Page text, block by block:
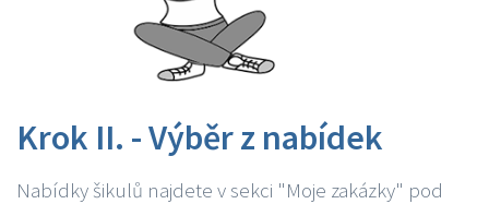
Krok II. - Výběr z nabídek
Nabídky šikulů najdete v sekci "Moje zakázky" pod